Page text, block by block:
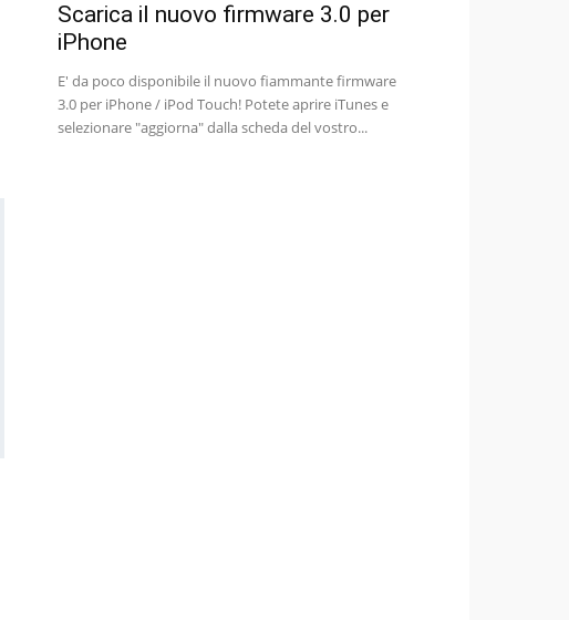
Scarica il nuovo firmware 3.0 per
iPhone
E' da poco disponibile il nuovo fiammante firmware
3.0 per iPhone / iPod Touch! Potete aprire iTunes e
selezionare "aggiorna" dalla scheda del vostro...